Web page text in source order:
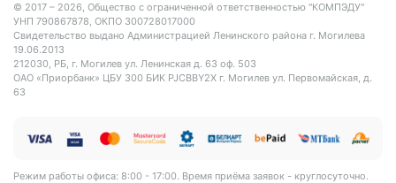
© 2017 – 2026, Общество с ограниченной ответственностью "КОМПЭДУ"
УНП 790867878, ОКПО 300728017000
Свидетельство выдано Администрацией Ленинского района г. Могилева
19.06.2013
212030, РБ, г. Могилев ул. Ленинская д. 63 оф. 503
ОАО «Приорбанк» ЦБУ 300 БИК PJCBBY2X г. Могилев ул. Первомайская, д.
63
Режим работы офиса: 8:00 - 17:00. Время приёма заявок - круглосуточно.